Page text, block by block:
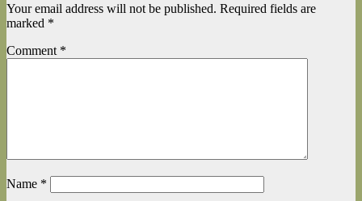
Your email address will not be published. Required fields are
marked *
Comment *
Name *